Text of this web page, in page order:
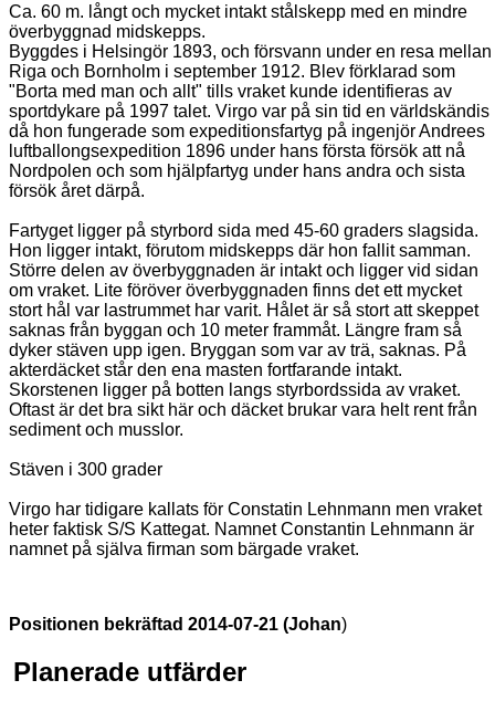
Ca. 60 m. långt och mycket intakt stålskepp med en mindre
överbyggnad midskepps.
Byggdes i Helsingör 1893, och försvann under en resa mellan
Riga och Bornholm i september 1912. Blev förklarad som
"Borta med man och allt" tills vraket kunde identifieras av
sportdykare på 1997 talet. Virgo var på sin tid en världskändis
då hon fungerade som expeditionsfartyg på ingenjör Andrees
luftballongsexpedition 1896 under hans första försök att nå
Nordpolen och som hjälpfartyg under hans andra och sista
försök året därpå.
Fartyget ligger på styrbord sida med 45-60 graders slagsida.
Hon ligger intakt, förutom midskepps där hon fallit samman.
Större delen av överbyggnaden är intakt och ligger vid sidan
om vraket. Lite föröver överbyggnaden finns det ett mycket
stort hål var lastrummet har varit. Hålet är så stort att skeppet
saknas från byggan och 10 meter frammåt. Längre fram så
dyker stäven upp igen. Bryggan som var av trä, saknas. På
akterdäcket står den ena masten fortfarande intakt.
Skorstenen ligger på botten langs styrbordssida av vraket.
Oftast är det bra sikt här och däcket brukar vara helt rent från
sediment och musslor.
Stäven i 300 grader
Virgo har tidigare kallats för Constatin Lehnmann men vraket
heter faktisk S/S Kattegat. Namnet Constantin Lehnmann är
namnet på själva firman som bärgade vraket.
Positionen bekräftad 2014-07-21 (Johan)
Planerade utfärder